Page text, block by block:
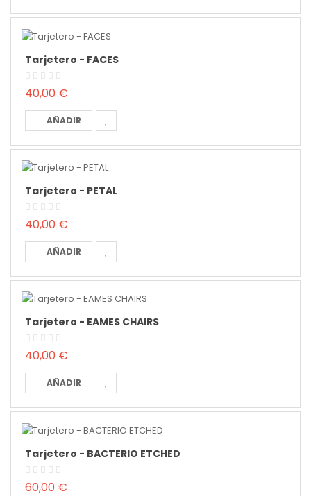
Tarjetero - FACES
40,00 €
AÑADIR
Tarjetero - PETAL
40,00 €
AÑADIR
Tarjetero - EAMES CHAIRS
40,00 €
AÑADIR
Tarjetero - BACTERIO ETCHED
60,00 €